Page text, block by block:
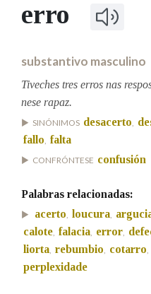
Facebook
TwitterYoutubeInstagram
Bluesky
BUSCAR NOS LEMAS
Remata por
Contén
BUSCAR NO CONTIDO
Nas definicións
erro
substantivo masculino
Tiveches tres erros nas
nese rapaz.
SINÓNIMOS desacerto,
fallo, falta
CONFRÓNTESE confusión
Palabras relacionadas:
acerto, loucura,
calote, falacia, error,
liorta, rebumbio, cotarro,
perplexidade